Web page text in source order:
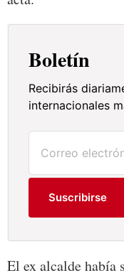
Boletín
Recibirás
internacionales
Suscribirse
El ex alcalde había